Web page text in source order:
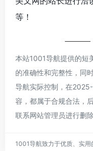
等！
本站1001导航提供的短
的准确性和完整性，同
导航实际控制，在
容，都属于合规合法，
联系网站管理员进行删
1001导航致力于优质、实用